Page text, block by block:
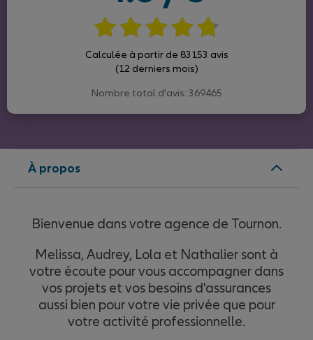
Calculée à partir de 83153 avis
(12 derniers mois)
Nombre total d'avis: 369465
À propos
Bienvenue dans votre agence de Tournon.
Melissa, Audrey, Lola et Nathalier sont à
votre écoute pour vous accompagner dans
vos projets et vos besoins d'assurances
aussi bien pour votre vie privée que pour
votre activité professionnelle.